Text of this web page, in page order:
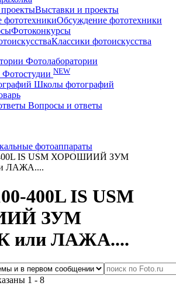
Выставки и проекты
Обсуждение фототехники
Фотоконкурсы
Классики фотоискусства
Фотолаборатории
Фотостудии NEW
Школы фотографий
Вопросы и ответы
фотоаппараты
IS USM ХОРОШИИЙ ЗУМ
ЛАЖА....
400L IS USM
ЗУМ
или ЛАЖА....
1 - 8